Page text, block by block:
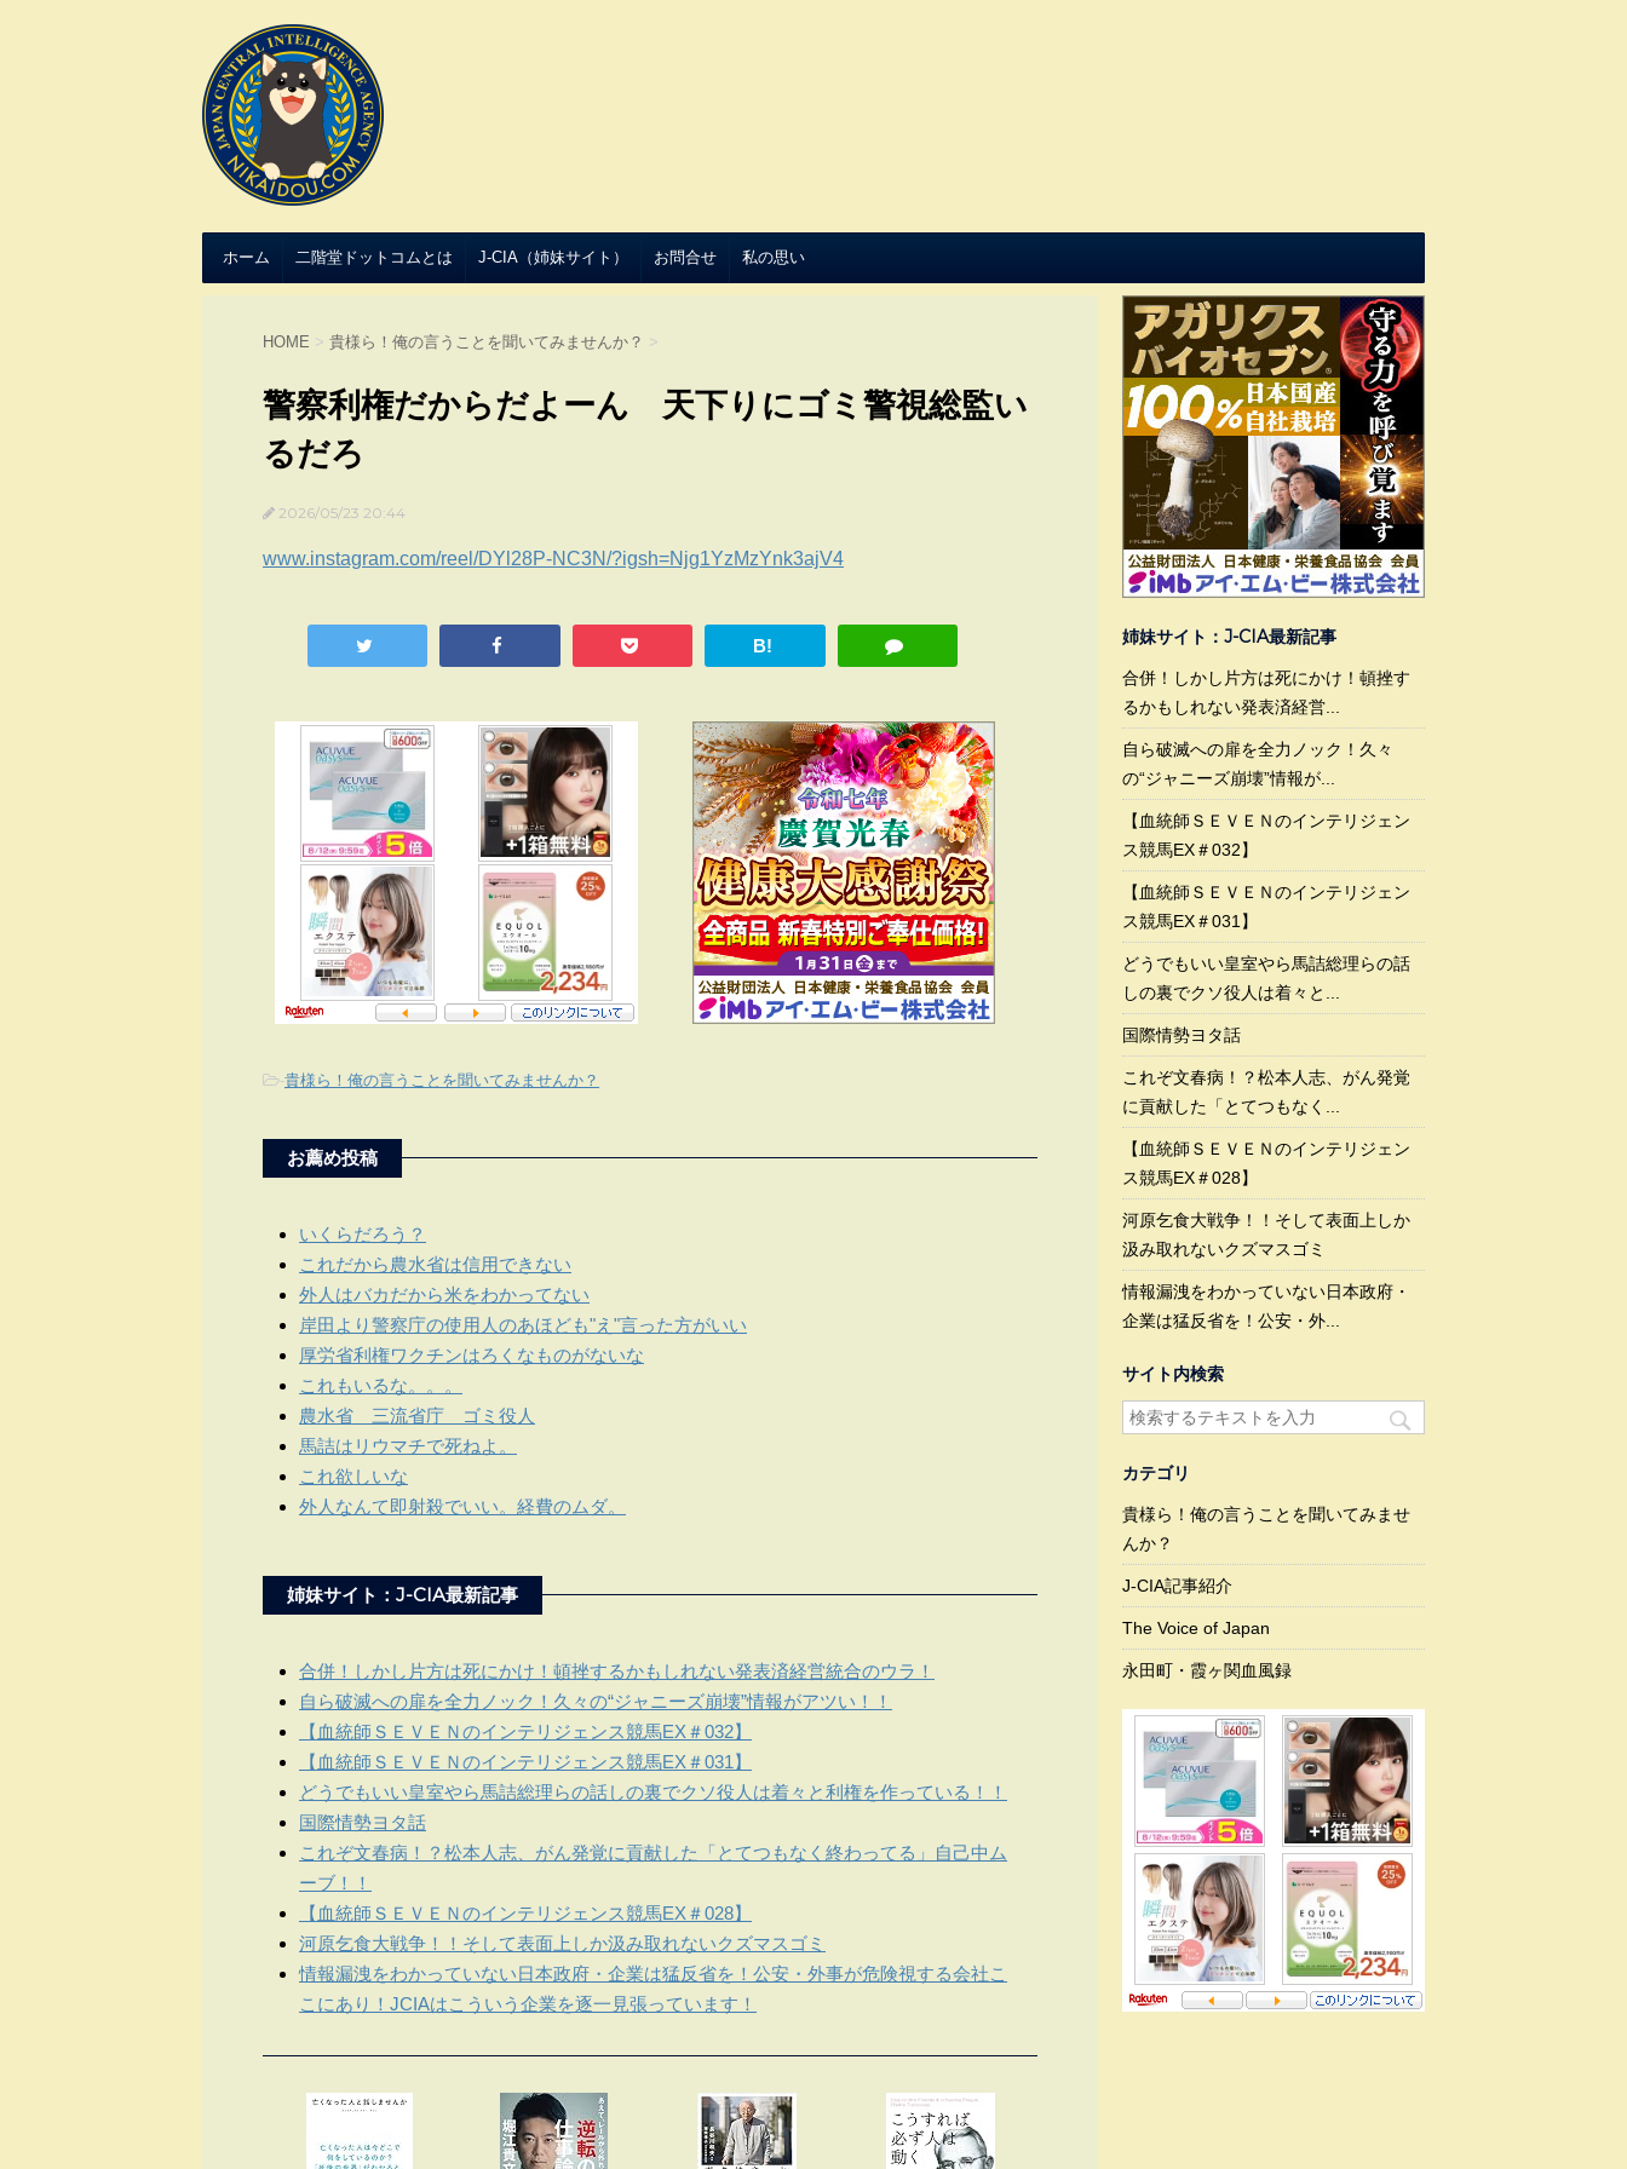
ホーム 二階堂ドットコムとは J-CIA（姉妹サイト） お問合せ 私の思い
HOME > 貴様ら！俺の言うことを聞いてみませんか？ >
警察利権だからだよーん 天下りにゴミ警視総監い
るだろ
2026/05/23 20:44
www.instagram.com/reel/DYl28P-NC3N/?igsh=Njg1YzMzYnk3ajV4
B!
-貴様ら！俺の言うことを聞いてみませんか？
お薦め投稿
いくらだろう？
これだから農水省は信用できない
外人はバカだから米をわかってない
岸田より警察庁の使用人のあほども"え"言った方がいい
厚労省利権ワクチンはろくなものがないな
これもいるな。。。
農水省 三流省庁 ゴミ役人
馬詰はリウマチで死ねよ。
これ欲しいな
外人なんて即射殺でいい。経費のムダ。
姉妹サイト：J-CIA最新記事
合併！しかし片方は死にかけ！頓挫するかもしれない発表済経営統合のウラ！
自ら破滅への扉を全力ノック！久々の“ジャニーズ崩壊”情報がアツい！！
【血統師ＳＥＶＥＮのインテリジェンス競馬EX＃032】
【血統師ＳＥＶＥＮのインテリジェンス競馬EX＃031】
どうでもいい皇室やら馬詰総理らの話しの裏でクソ役人は着々と利権を作っている！！
国際情勢ヨタ話
これぞ文春病！？松本人志、がん発覚に貢献した「とてつもなく終わってる」自己中ム
ーブ！！
【血統師ＳＥＶＥＮのインテリジェンス競馬EX＃028】
河原乞食大戦争！！そして表面上しか汲み取れないクズマスゴミ
情報漏洩をわかっていない日本政府・企業は猛反省を！公安・外事が危険視する会社こ
こにあり！JCIAはこういう企業を逐一見張っています！
姉妹サイト：J-CIA最新記事
合併！しかし片方は死にかけ！頓挫す
るかもしれない発表済経営...
自ら破滅への扉を全力ノック！久々
の“ジャニーズ崩壊”情報が...
【血統師ＳＥＶＥＮのインテリジェン
ス競馬EX＃032】
【血統師ＳＥＶＥＮのインテリジェン
ス競馬EX＃031】
どうでもいい皇室やら馬詰総理らの話
しの裏でクソ役人は着々と...
国際情勢ヨタ話
これぞ文春病！？松本人志、がん発覚
に貢献した「とてつもなく...
【血統師ＳＥＶＥＮのインテリジェン
ス競馬EX＃028】
河原乞食大戦争！！そして表面上しか
汲み取れないクズマスゴミ
情報漏洩をわかっていない日本政府・
企業は猛反省を！公安・外...
サイト内検索
カテゴリ
貴様ら！俺の言うことを聞いてみませ
んか？
J-CIA記事紹介
The Voice of Japan
永田町・霞ヶ関血風録